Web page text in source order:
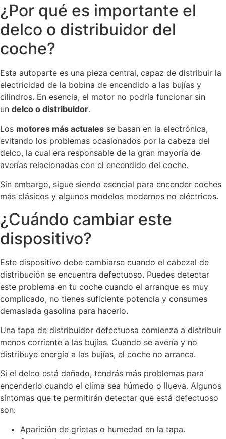
¿Por qué es importante el
delco o distribuidor del
coche?
Esta autoparte es una pieza central, capaz de distribuir la
electricidad de la bobina de encendido a las bujías y
cilindros. En esencia, el motor no podría funcionar sin
un delco o distribuidor.
Los motores más actuales se basan en la electrónica,
evitando los problemas ocasionados por la cabeza del
delco, la cual era responsable de la gran mayoría de
averías relacionadas con el encendido del coche.
Sin embargo, sigue siendo esencial para encender coches
más clásicos y algunos modelos modernos no eléctricos.
¿Cuándo cambiar este
dispositivo?
Este dispositivo debe cambiarse cuando el cabezal de
distribución se encuentra defectuoso. Puedes detectar
este problema en tu coche cuando el arranque es muy
complicado, no tienes suficiente potencia y consumes
demasiada gasolina para hacerlo.
Una tapa de distribuidor defectuosa comienza a distribuir
menos corriente a las bujías. Cuando se avería y no
distribuye energía a las bujías, el coche no arranca.
Si el delco está dañado, tendrás más problemas para
encenderlo cuando el clima sea húmedo o llueva. Algunos
síntomas que te permitirán detectar que está defectuoso
son:
Aparición de grietas o humedad en la tapa.